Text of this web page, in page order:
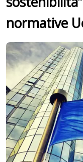
normative